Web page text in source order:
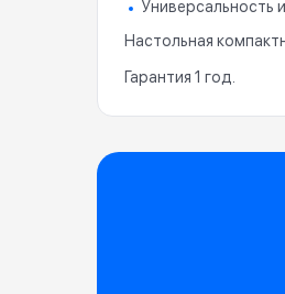
Универсальность
Настольная
Гарантия 1 год.